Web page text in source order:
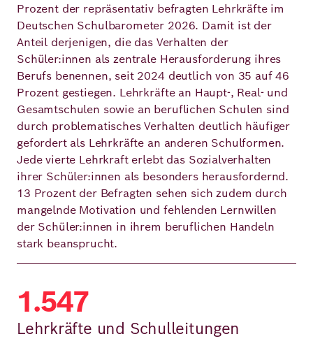
Deutsch Englisch
Prozent der repräsentativ befragten Lehrkräfte im
Deutschen Schulbarometer 2026. Damit ist der
Anteil derjenigen, die das Verhalten der
Schüler:innen als zentrale Herausforderung ihres
Berufs benennen, seit 2024 deutlich von 35 auf 46
Prozent gestiegen. Lehrkräfte an Haupt-, Real- und
Gesamtschulen sowie an beruflichen Schulen sind
durch problematisches Verhalten deutlich häufiger
gefordert als Lehrkräfte an anderen Schulformen.
Jede vierte Lehrkraft erlebt das Sozialverhalten
ihrer Schüler:innen als besonders herausfordernd.
13 Prozent der Befragten sehen sich zudem durch
mangelnde Motivation und fehlenden Lernwillen
der Schüler:innen in ihrem beruflichen Handeln
stark beansprucht.
1.547
Lehrkräfte und Schulleitungen